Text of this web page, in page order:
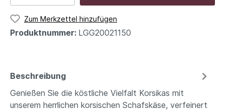
Zum Merkzettel hinzufügen
Produktnummer: LGG20021150
Beschreibung
Genießen Sie die köstliche Vielfalt Korsikas mit
unserem herrlichen korsischen Schafskäse, verfeinert